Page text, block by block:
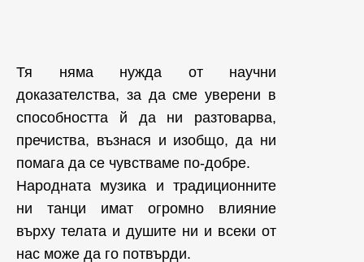
Тя няма нужда от научни
доказателства, за да сме уверени в
способността й да ни разтоварва,
пречиства, възнася и изобщо, да ни
помага да се чувстваме по-добре.
Народната музика и традиционните
ни танци имат огромно влияние
върху телата и душите ни и всеки от
нас може да го потвърди.